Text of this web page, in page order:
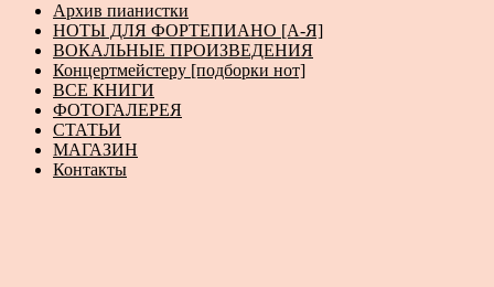
Архив пианистки
НОТЫ ДЛЯ ФОРТЕПИАНО [А-Я]
ВОКАЛЬНЫЕ ПРОИЗВЕДЕНИЯ
Концертмейстеру [подборки нот]
ВСЕ КНИГИ
ФОТОГАЛЕРЕЯ
СТАТЬИ
МАГАЗИН
Контакты